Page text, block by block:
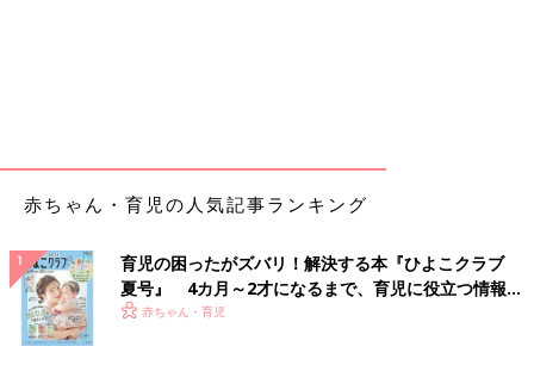
赤ちゃん・育児の人気記事ランキング
育児の困ったがズバリ！解決する本『ひよこクラブ
夏号』 4カ月～2才になるまで、育児に役立つ情報が
いっぱい！
赤ちゃん・育児